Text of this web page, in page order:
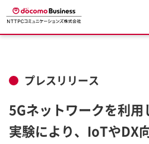
プレスリリース
5Gネットワークを利
実験により、IoTやDX